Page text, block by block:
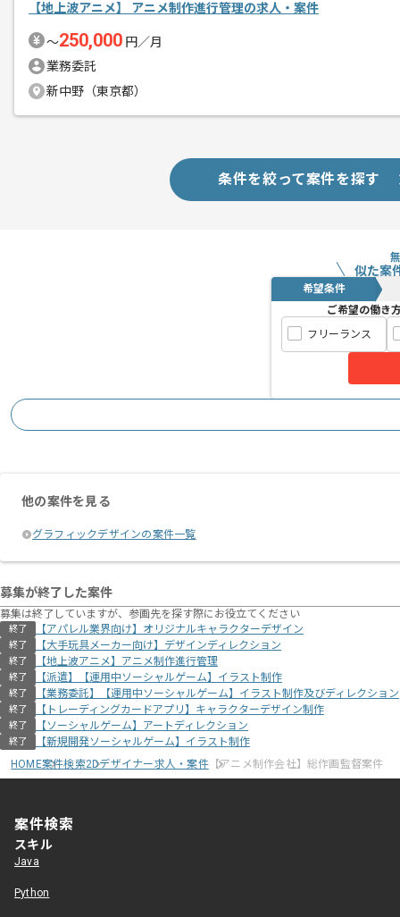
【地上波アニメ】 アニメ制作進行管理の求人・案件
〜250,000 円／月
業務委託
新中野（東京都）
条件を絞って案件を探す
似た案
希望条件
ご希望の働き
フリーランス
他の案件を見る
グラフィックデザインの案件一覧
募集が終了した案件
募集は終了していますが、参画先を探す際にお役立てください
終了 【アパレル業界向け】オリジナルキャラクターデザイン
終了 【大手玩具メーカー向け】デザインディレクション
終了 【地上波アニメ】アニメ制作進行管理
終了 【派遣】【運用中ソーシャルゲーム】イラスト制作
終了 【業務委託】【運用中ソーシャルゲーム】イラスト制作及びディレクション
終了 【トレーディングカードアプリ】キャラクターデザイン制作
終了 【ソーシャルゲーム】アートディレクション
終了
【新規開発ソーシャルゲーム】イラスト制作
HOME案件検索2Dデザイナー求人・案件【アニメ制作会社】総作画監督案件
案件検索
スキル
Java
Python